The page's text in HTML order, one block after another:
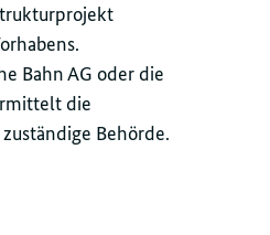
Bahn AG oder die
die
Behörde.